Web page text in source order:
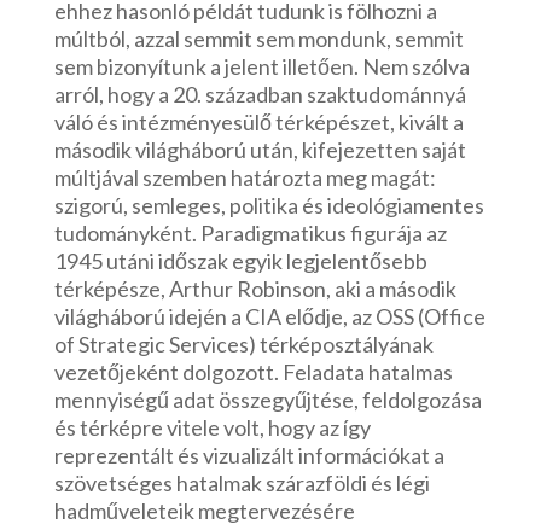
ehhez hasonló példát tudunk is fölhozni a
múltból, azzal semmit sem mondunk, semmit
sem bizonyítunk a jelent illetően. Nem szólva
arról, hogy a 20. században szaktudománnyá
váló és intézményesülő térképészet, kivált a
második világháború után, kifejezetten saját
múltjával szemben határozta meg magát:
szigorú, semleges, politika és ideológiamentes
tudományként. Paradigmatikus figurája az
1945 utáni időszak egyik legjelentősebb
térképésze, Arthur Robinson, aki a második
világháború idején a CIA elődje, az OSS (Office
of Strategic Services) térképosztályának
vezetőjeként dolgozott. Feladata hatalmas
mennyiségű adat összegyűjtése, feldolgozása
és térképre vitele volt, hogy az így
reprezentált és vizualizált információkat a
szövetséges hatalmak szárazföldi és légi
hadműveleteik megtervezésére